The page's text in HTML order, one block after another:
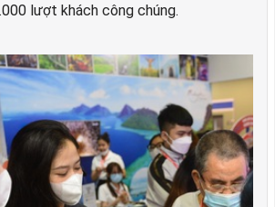
lượt khách công chúng.